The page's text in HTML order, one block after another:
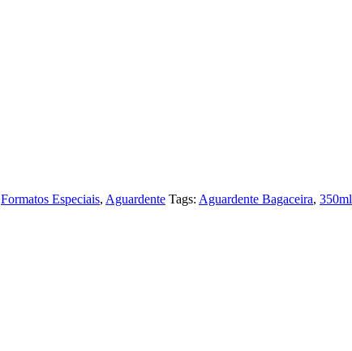
Formatos Especiais, Aguardente Tags: Aguardente Bagaceira, 350ml